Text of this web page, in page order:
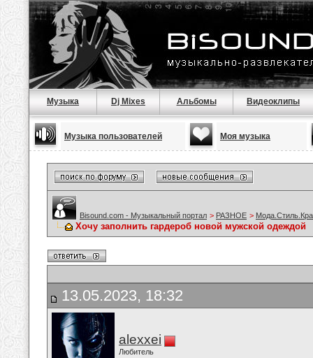
Музыка Dj Mixes Альбомы Видеоклипы
Музыка пользователей Моя музыка
Bisound.com - Музыкальный портал > РАЗНОЕ >
Хочу заполнить гардероб новой мужской одеждой
13.05.2023, 18:32
alexxei
Любитель